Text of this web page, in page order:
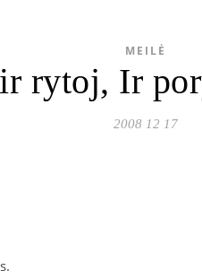
MEILĖ
rytoj, Ir
2008 12 17